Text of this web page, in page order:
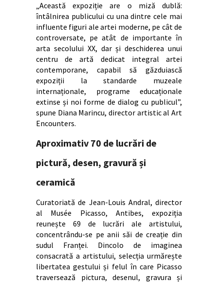
„Această expoziție are o miză dublă:
întâlnirea publicului cu una dintre cele mai
influente figuri ale artei moderne, pe cât de
controversate, pe atât de importante în
arta secolului XX, dar și deschiderea unui
centru de artă dedicat integral artei
contemporane, capabil să găzduiască
expoziții la standarde muzeale
internaționale, programe educaționale
extinse și noi forme de dialog cu publicul”,
spune Diana Marincu, director artistic al Art
Encounters.
Aproximativ 70 de lucrări de
pictură, desen, gravură și
ceramică
Curatoriată de Jean-Louis Andral, director
al Musée Picasso, Antibes, expoziția
reunește 69 de lucrări ale artistului,
concentrându-se pe anii săi de creație din
sudul Franței. Dincolo de imaginea
consacrată a artistului, selecția urmărește
libertatea gestului și felul în care Picasso
traversează pictura, desenul, gravura și